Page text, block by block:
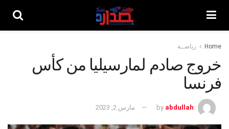
Home رياضــة
خروج صادم لمارسيليا من كأس
فرنسا
by abdullah مارس 2, 2023